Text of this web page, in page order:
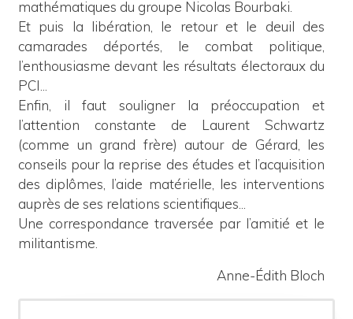
mathématiques du groupe Nicolas Bourbaki.
Et puis la libération, le retour et le deuil des
camarades déportés, le combat politique,
l’enthousiasme devant les résultats électoraux du
PCI...
Enfin, il faut souligner la préoccupation et
l’attention constante de Laurent Schwartz
(comme un grand frère) autour de Gérard, les
conseils pour la reprise des études et l’acquisition
des diplômes, l’aide matérielle, les interventions
auprès de ses relations scientifiques...
Une correspondance traversée par l’amitié et le
militantisme.
Anne-Édith Bloch